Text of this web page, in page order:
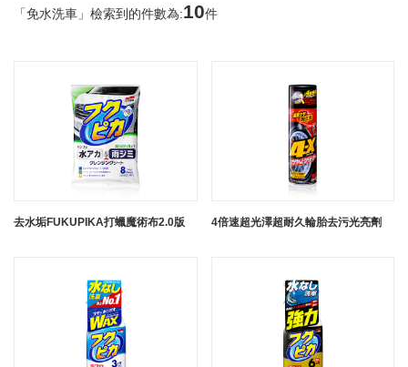
「免水洗車 」檢索到的件數為:10件
去水垢FUKUPIKA打蠟魔術布2.0版 4倍速超光澤超耐久輪胎去污光亮劑